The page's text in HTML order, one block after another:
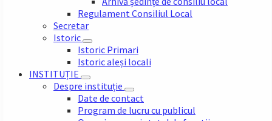
Regulament Consiliul Local
Secretar
Istoric
Istoric Primari
Istoric aleși locali
INSTITUȚIE
Despre instituție
Date de contact
Program de lucru cu publicul